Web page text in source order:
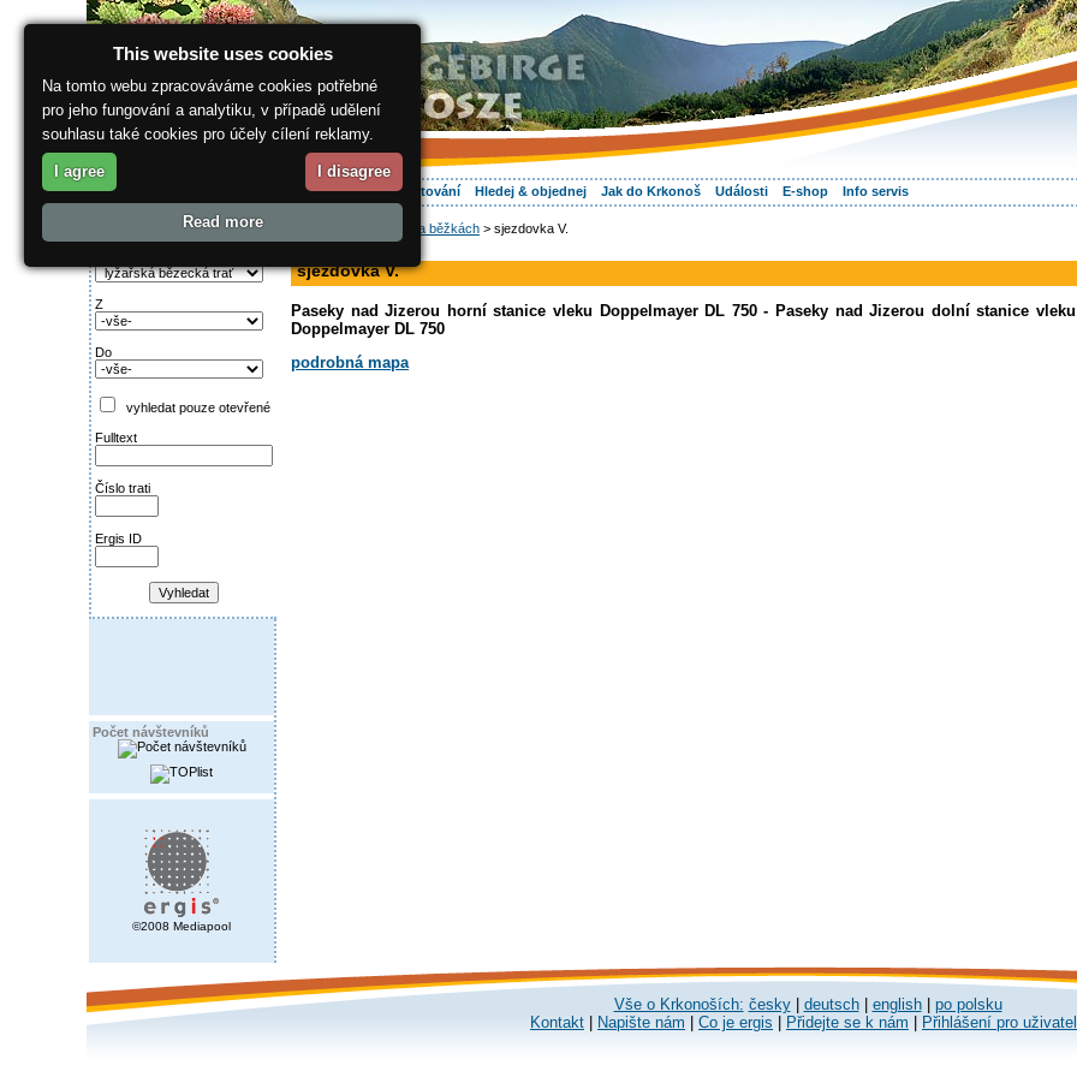
O regionu Vaše dovolená Ubytování Hledej & objednej Jak do Krkonoš Události E-shop Info servis
Najděte si:
Z
Do
vyhledat pouze otevřené
Fulltext
Číslo trati
Ergis ID
Počet návštevníků
©2008 Mediapool
Na běžkách > sjezdovka V.
sjezdovka V.
Paseky nad Jizerou horní stanice vleku Doppelmayer DL 750 - Paseky nad Jizerou dolní stanice vleku
Doppelmayer DL 750
podrobná mapa
Vše o Krkonoších: česky| deutsch| english| po polsku
Kontakt
Napište nám Co je ergis Přidejte se k nám Přihlášení pro
This website uses cookies
Na tomto webu zpracováváme cookies potřebné
pro jeho fungování a analytiku, v případě udělení
souhlasu také cookies pro účely cílení reklamy.
I agree I disagree
Read more